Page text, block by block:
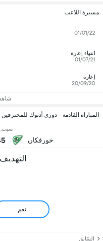
المباراة القادمة - دوري أدنوك للمحترفين
خورفكان
سبت, 15
نعم
السّابق
مسيرة اللاعب
01/01/22
انتهاء إعارة
01/07/21
إعارة
20/09/20